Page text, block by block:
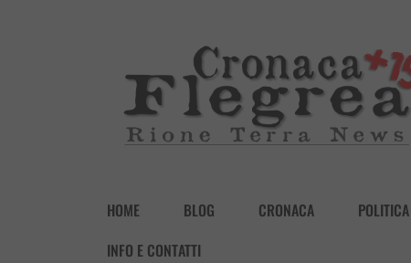
HOME BLOG CRONACA POLITICA
INFO E CONTATTI